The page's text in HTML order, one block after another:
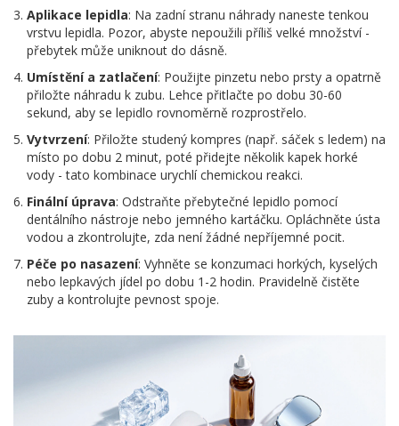
Aplikace lepidla: Na zadní stranu náhrady naneste tenkou
vrstvu lepidla. Pozor, abyste nepoužili příliš velké množství -
přebytek může uniknout do dásně.
Umístění a zatlačení: Použijte pinzetu nebo prsty a opatrně
přiložte náhradu k zubu. Lehce přitlačte po dobu 30-60
sekund, aby se lepidlo rovnoměrně rozprostřelo.
Vytvrzení: Přiložte studený kompres (např. sáček s ledem) na
místo po dobu 2 minut, poté přidejte několik kapek horké
vody - tato kombinace urychlí chemickou reakci.
Finální úprava: Odstraňte přebytečné lepidlo pomocí
dentálního nástroje nebo jemného kartáčku. Opláchněte ústa
vodou a zkontrolujte, zda není žádné nepříjemné pocit.
Péče po nasazení: Vyhněte se konzumaci horkých, kyselých
nebo lepkavých jídel po dobu 1-2 hodin. Pravidelně čistěte
zuby a kontrolujte pevnost spoje.